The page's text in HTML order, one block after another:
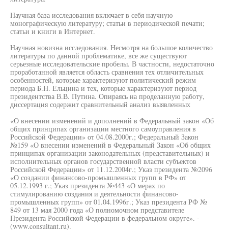
Научная база исследования включает в себя научную
монографическую литературу; статьи в периодической печати;
статьи и книги в Интернет.
Научная новизна исследования. Несмотря на большое количество
литературы по данной проблематике, все же существуют
серьезные исследовательские пробелы. В частности, недостаточно
проработанной является область сравнения тех отличительных
особенностей, которые характеризуют политический режим
периода Б.Н. Ельцина и тех, которые характеризуют период
президентства В.В. Путина. Опираясь на проделанную работу,
диссертация содержит сравнительный анализ выявленных
«О внесении изменений и дополнений в Федеральный закон «Об
общих принципах организации местного самоуправления в
Российской Федерации» от 04.08.2000г.; Федеральный Закон
№159 «О внесении изменений в Федеральный Закон «Об общих
принципах организации законодательных (представительных) и
исполнительных органов государственной власти субъектов
Российской Федерации» от 11.12.2004г.; Указ президента №2096
«О создании финансово-промышленных групп в РФ» от
05.12.1993 г.; Указ президента №443 «О мерах по
стимулированию создания и деятельности финансово-
промышленных групп» от 01.04.1996г.; Указ президента РФ №
849 от 13 мая 2000 года «О полномочном представителе
Президента Российской Федерации в федеральном округе». -
(www.consultant.ru).